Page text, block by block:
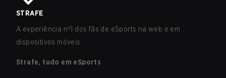
STRAFE
A experiência nº1 dos fãs de eSports na web e em
dispositivos móveis.
Strafe, tudo em eSports